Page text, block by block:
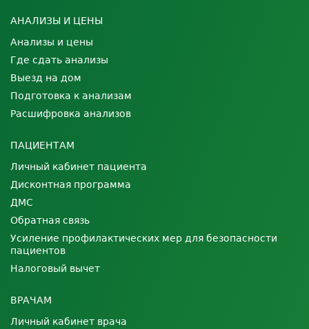
АНАЛИЗЫ И ЦЕНЫ
Анализы и цены
Где сдать анализы
Выезд на дом
Подготовка к анализам
Расшифровка анализов
ПАЦИЕНТАМ
Личный кабинет пациента
Дисконтная программа
ДМС
Обратная связь
Усиление профилактических мер для безопасности
пациентов
Налоговый вычет
ВРАЧАМ
Личный кабинет врача